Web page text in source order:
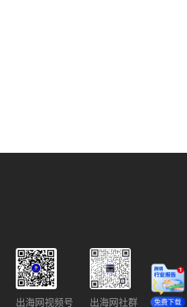
免费下载
出海网视频号 出海网社群